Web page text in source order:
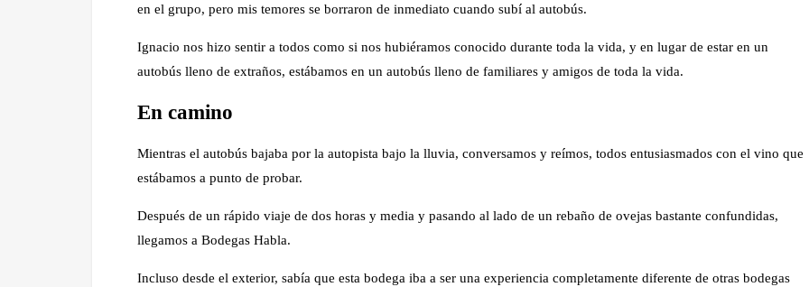
en el grupo, pero mis temores se borraron de inmediato cuando subí al autobús.
Ignacio nos hizo sentir a todos como si nos hubiéramos conocido durante toda la vida, y en lugar de estar en un
autobús lleno de extraños, estábamos en un autobús lleno de familiares y amigos de toda la vida.
En camino
Mientras el autobús bajaba por la autopista bajo la lluvia, conversamos y reímos, todos entusiasmados con el vino que
estábamos a punto de probar.
Después de un rápido viaje de dos horas y media y pasando al lado de un rebaño de ovejas bastante confundidas,
llegamos a Bodegas Habla.
Incluso desde el exterior, sabía que esta bodega iba a ser una experiencia completamente diferente de otras bodegas